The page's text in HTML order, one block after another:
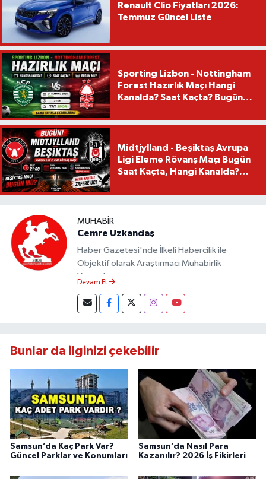
Renault Clio Fiyatları 2026:
Temmuz Güncel Liste
Sporting Lizbon - Nottingham
Forest Hazırlık Maçı Hangi
Kanalda? Saat Kaçta? Bugün
Midtjylland - Beşiktaş Avrupa
Ligi Eleme Rövanş Maçı Bugün
Saat Kaçta, Hangi Kanalda?
MUHABIR
Cemre Uzkandaş
Haber Gazetesi'nde İlkeli Habercilik ile
Objektif olarak Araştırmacı Muhabirlik
Yapmaktayım.
Devam Et
Bunlar da ilginizi çekebilir
Samsun’da Kaç Park Var?
Güncel Parklar ve Konumları
Samsun’da Nasıl Para
Kazanılır? 2026 İş Fikirleri